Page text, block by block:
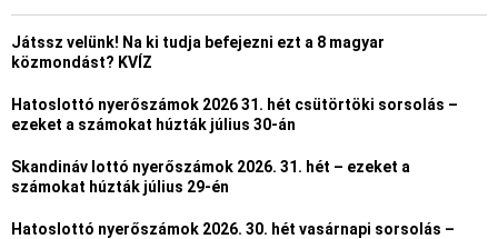
Játssz velünk! Na ki tudja befejezni ezt a 8 magyar
közmondást? KVÍZ
Hatoslottó nyerőszámok 2026 31. hét csütörtöki sorsolás –
ezeket a számokat húzták július 30-án
Skandináv lottó nyerőszámok 2026. 31. hét – ezeket a
számokat húzták július 29-én
Hatoslottó nyerőszámok 2026. 30. hét vasárnapi sorsolás –